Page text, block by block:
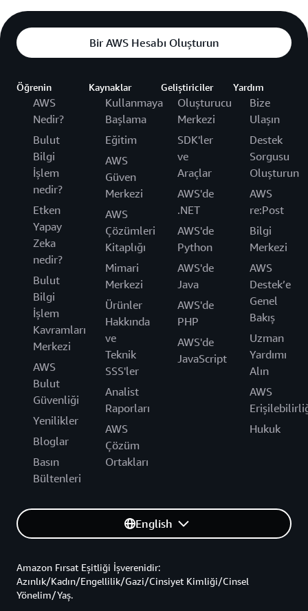
Bir AWS Hesabı Oluşturun
Öğrenin
AWS
Nedir?
Bulut
Bilgi
İşlem
nedir?
Etken
Yapay
Zeka
nedir?
Bulut
Bilgi
İşlem
Kavramları
Merkezi
AWS
Bulut
Güvenliği
Yenilikler
Bloglar
Basın
Bültenleri
Kaynaklar
Kullanmaya
Başlama
Eğitim
AWS
Güven
Merkezi
AWS
Çözümleri
Kitaplığı
Mimari
Merkezi
Ürünler
Hakkında
ve
Teknik
SSS'ler
Analist
Raporları
AWS
Çözüm
Ortakları
Geliştiriciler
Oluşturucu
Merkezi
SDK'ler
ve
Araçlar
AWS'de
.NET
AWS'de
Python
AWS'de
Java
AWS'de
PHP
AWS'de
JavaScript
Yardım
Bize
Ulaşın
Destek
Sorgusu
Oluşturun
AWS
re:Post
Bilgi
Merkezi
AWS
Destek’e
Genel
Bakış
Uzman
Yardımı
Alın
AWS
Hukuk
English
Amazon Fırsat Eşitliği İşverenidir:
Azınlık/Kadın/Engellilik/Gazi/Cinsiyet Kimliği/Cinsel
Yönelim/Yaş.